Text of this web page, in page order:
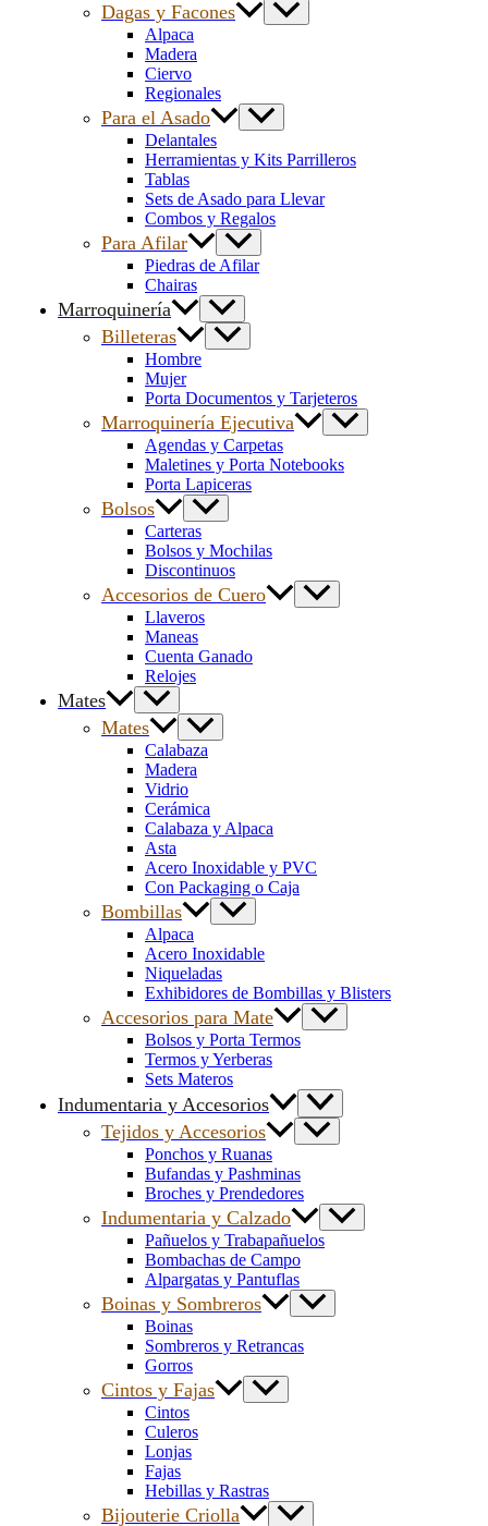
Dagas y Facones
Alpaca
Madera
Ciervo
Regionales
Para el Asado
Delantales
Herramientas y Kits Parrilleros
Tablas
Sets de Asado para Llevar
Combos y Regalos
Para Afilar
Piedras de Afilar
Chairas
Marroquinería
Billeteras
Hombre
Mujer
Porta Documentos y Tarjeteros
Marroquinería Ejecutiva
Agendas y Carpetas
Maletines y Porta Notebooks
Porta Lapiceras
Bolsos
Carteras
Bolsos y Mochilas
Discontinuos
Accesorios de Cuero
Llaveros
Maneas
Cuenta Ganado
Relojes
Mates
Mates
Calabaza
Madera
Vidrio
Cerámica
Calabaza y Alpaca
Asta
Acero Inoxidable y PVC
Con Packaging o Caja
Bombillas
Alpaca
Acero Inoxidable
Niqueladas
Exhibidores de Bombillas y Blisters
Accesorios para Mate
Bolsos y Porta Termos
Termos y Yerberas
Sets Materos
Indumentaria y Accesorios
Tejidos y Accesorios
Ponchos y Ruanas
Bufandas y Pashminas
Broches y Prendedores
Indumentaria y Calzado
Pañuelos y Trabapañuelos
Bombachas de Campo
Alpargatas y Pantuflas
Boinas y Sombreros
Boinas
Sombreros y Retrancas
Gorros
Cintos y Fajas
Cintos
Culeros
Lonjas
Fajas
Hebillas y Rastras
Bijouterie Criolla